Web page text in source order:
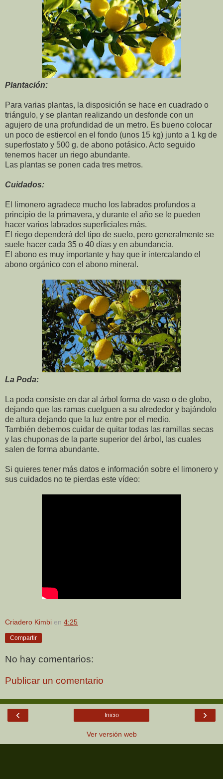
Plantación:
Para varias plantas, la disposición se hace en cuadrado o
triángulo, y se plantan realizando un desfonde con un
agujero de una profundidad de un metro. Es bueno colocar
un poco de estiercol en el fondo (unos 15 kg) junto a 1 kg de
superfostato y 500 g. de abono potásico. Acto seguido
tenemos hacer un riego abundante.
Las plantas se ponen cada tres metros.
Cuidados:
El limonero agradece mucho los labrados profundos a
principio de la primavera, y durante el año se le pueden
hacer varios labrados superficiales más.
El riego dependerá del tipo de suelo, pero generalmente se
suele hacer cada 35 o 40 días y en abundancia.
El abono es muy importante y hay que ir intercalando el
abono orgánico con el abono mineral.
La Poda:
La poda consiste en dar al árbol forma de vaso o de globo,
dejando que las ramas cuelguen a su alrededor y bajándolo
de altura dejando que la luz entre por el medio.
También debemos cuidar de quitar todas las ramillas secas
y las chuponas de la parte superior del árbol, las cuales
salen de forma abundante.
Si quieres tener más datos e información sobre el limonero y
sus cuidados no te pierdas este vídeo:
Criadero Kimbi en 4:25
Compartir
No hay comentarios:
Publicar un comentario
‹ ›
Inicio
Ver versión web